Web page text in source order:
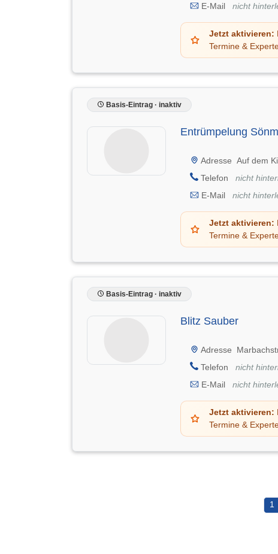
E-Mail
nicht
Jetzt aktivieren:
Termine &
Basis-Eintrag · inaktiv
Entrümpelung
Adresse Auf dem
Telefon
nicht
E-Mail
nicht
Jetzt aktivieren:
Termine &
Basis-Eintrag · inaktiv
Blitz Sauber
Adresse
Telefon
nicht
E-Mail
nicht
Jetzt aktivieren:
Termine &
1